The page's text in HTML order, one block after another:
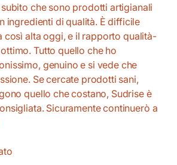
che sono prodotti artigianali
ingredienti di qualità. È difficile
così alta oggi, e il rapporto qualità-
Tutto quello che ho
genuino e si vede che
Se cercate prodotti sani,
quello che costano, Sudrise è
Sicuramente continuerò a